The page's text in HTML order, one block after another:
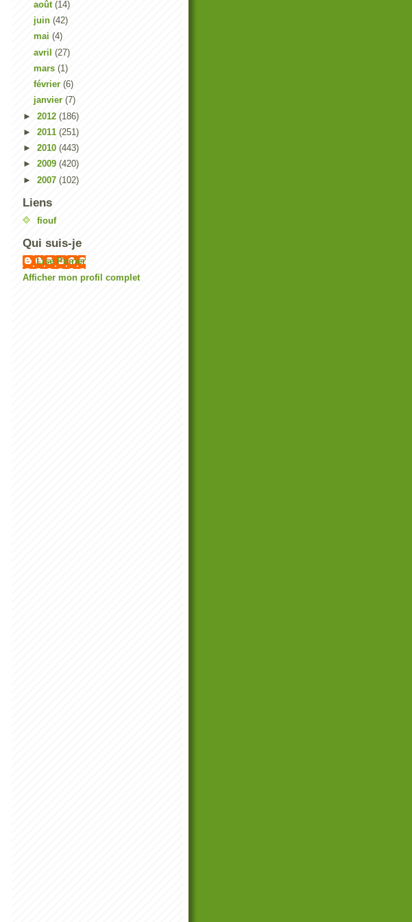
août (14)
juin (42)
mai (4)
avril (27)
mars (1)
février (6)
janvier (7)
► 2012 (186)
► 2011 (251)
► 2010 (443)
► 2009 (420)
► 2007 (102)
Liens
fiouf
Qui suis-je
Lise Poirier
Afficher mon profil complet